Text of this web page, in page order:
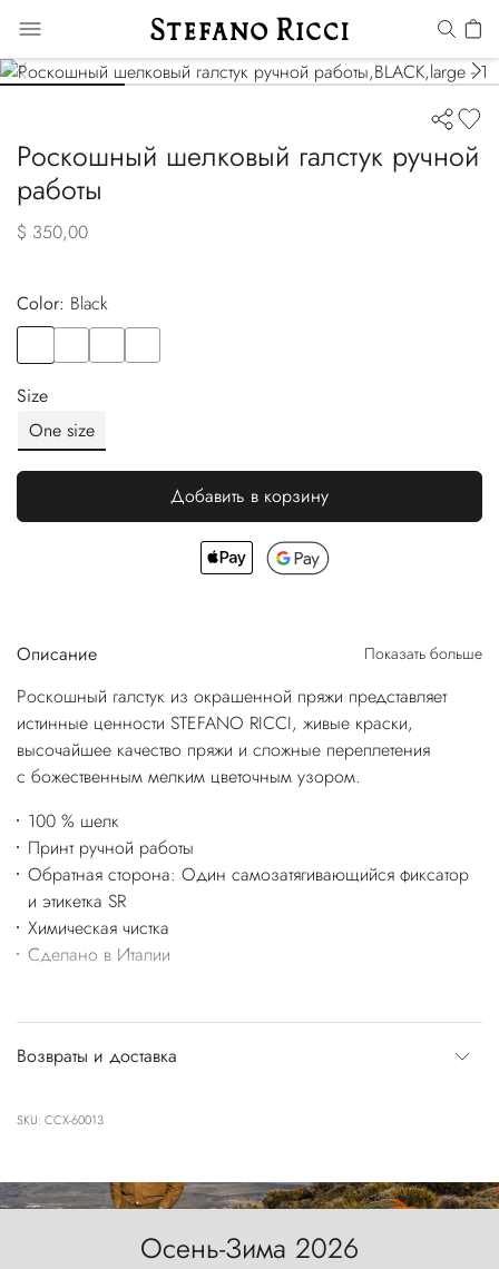
Роскошный шелковый галстук ручной
работы
$ 350,00
Color:
black
Size
One size
Добавить в корзину
Описание Показать больше
Роскошный галстук из окрашенной пряжи представляет
истинные ценности STEFANO RICCI, живые краски,
высочайшее качество пряжи и сложные переплетения
с божественным мелким цветочным узором.
100 % шелк
Принт ручной работы
Обратная сторона: Один самозатягивающийся фиксатор
и этикетка SR
Химическая чистка
Сделано в Италии
Возвраты и доставка
SKU: CCX-60013
Осень-Зима 2026